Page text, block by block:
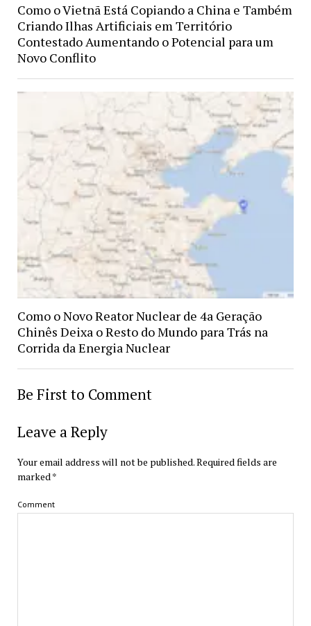
Como o Vietnã Está Copiando a China e Também
Criando Ilhas Artificiais em Território
Contestado Aumentando o Potencial para um
Novo Conflito
Como o Novo Reator Nuclear de 4a Geração
Chinês Deixa o Resto do Mundo para Trás na
Corrida da Energia Nuclear
Be First to Comment
Leave a Reply
Your email address will not be published.Required fields are
marked *
Comment